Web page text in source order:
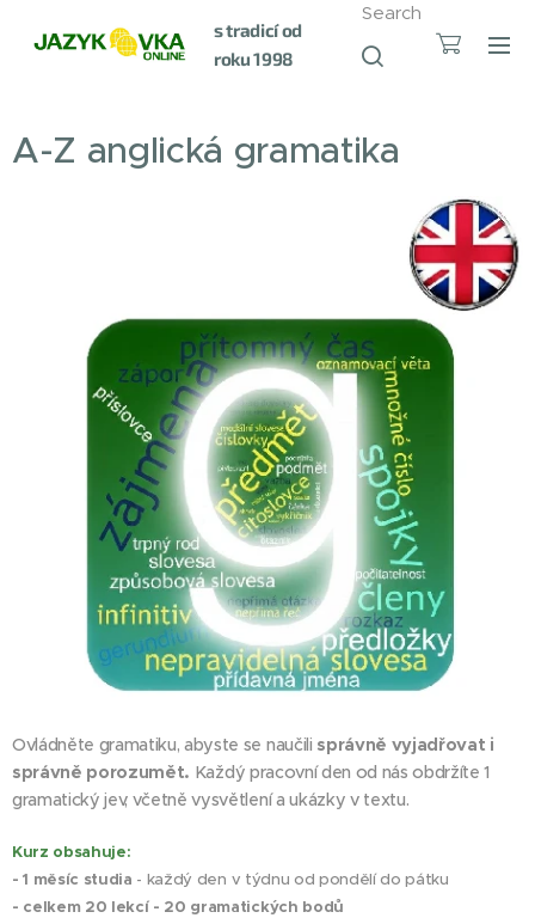
s tradicí od
roku 1998
Search
A-Z anglická gramatika
Ovládněte gramatiku, abyste se naučili správně vyjadřovat i
správně porozumět. Každý pracovní den od nás obdržíte 1
gramatický jev, včetně vysvětlení a ukázky v textu.
Kurz obsahuje:
- 1 měsíc studia - každý den v týdnu od pondělí do pátku
- celkem 20 lekcí - 20 gramatických bodů